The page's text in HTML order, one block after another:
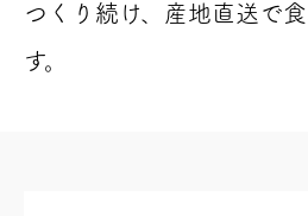
つくり続け、産地直送で
す。